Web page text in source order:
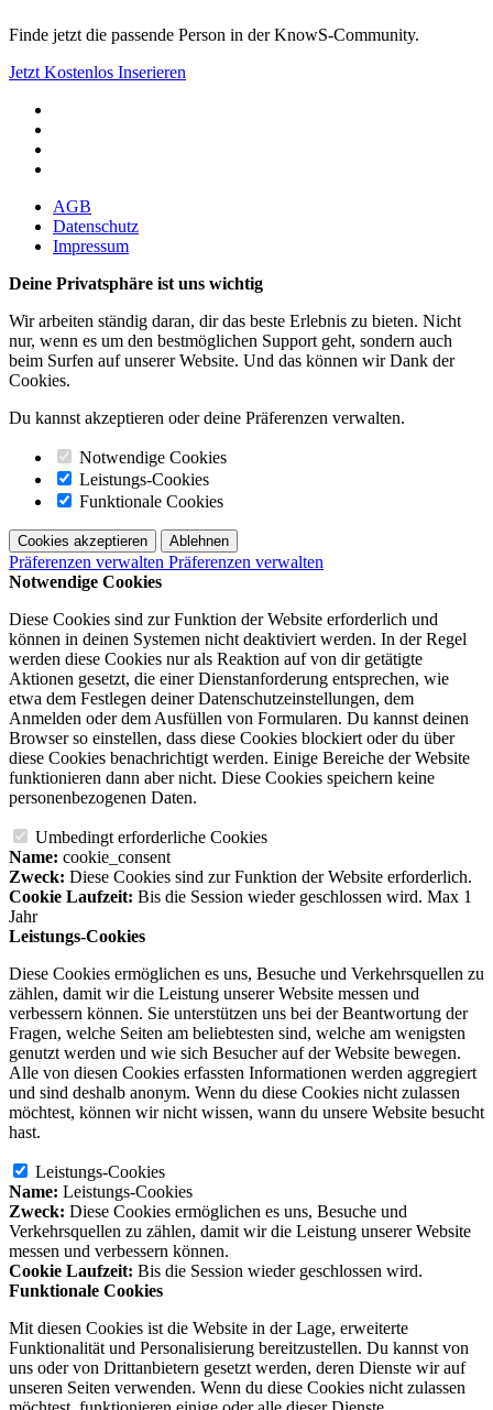
Finde jetzt die passende Person in der KnowS-Community.
Jetzt Kostenlos Inserieren
AGB
Datenschutz
Impressum
Deine Privatsphäre ist uns wichtig
Wir arbeiten ständig daran, dir das beste Erlebnis zu bieten. Nicht
nur, wenn es um den bestmöglichen Support geht, sondern auch
beim Surfen auf unserer Website. Und das können wir Dank der
Cookies.
Du kannst akzeptieren oder deine Präferenzen verwalten.
Notwendige Cookies
Leistungs-Cookies
Funktionale Cookies
Cookies akzeptieren Ablehnen
Präferenzen verwalten Präferenzen verwalten
Notwendige Cookies
Diese Cookies sind zur Funktion der Website erforderlich und
können in deinen Systemen nicht deaktiviert werden. In der Regel
werden diese Cookies nur als Reaktion auf von dir getätigte
Aktionen gesetzt, die einer Dienstanforderung entsprechen, wie
etwa dem Festlegen deiner Datenschutzeinstellungen, dem
Anmelden oder dem Ausfüllen von Formularen. Du kannst deinen
Browser so einstellen, dass diese Cookies blockiert oder du über
diese Cookies benachrichtigt werden. Einige Bereiche der Website
funktionieren dann aber nicht. Diese Cookies speichern keine
personenbezogenen Daten.
Umbedingt erforderliche Cookies
Name: cookie_consent
Zweck: Diese Cookies sind zur Funktion der Website erforderlich.
Cookie Laufzeit: Bis die Session wieder geschlossen wird. Max 1
Jahr
Leistungs-Cookies
Diese Cookies ermöglichen es uns, Besuche und Verkehrsquellen zu
zählen, damit wir die Leistung unserer Website messen und
verbessern können. Sie unterstützen uns bei der Beantwortung der
Fragen, welche Seiten am beliebtesten sind, welche am wenigsten
genutzt werden und wie sich Besucher auf der Website bewegen.
Alle von diesen Cookies erfassten Informationen werden aggregiert
und sind deshalb anonym. Wenn du diese Cookies nicht zulassen
möchtest, können wir nicht wissen, wann du unsere Website besucht
hast.
Leistungs-Cookies
Name: Leistungs-Cookies
Zweck: Diese Cookies ermöglichen es uns, Besuche und
Verkehrsquellen zu zählen, damit wir die Leistung unserer Website
messen und verbessern können.
Cookie Laufzeit: Bis die Session wieder geschlossen wird.
Funktionale Cookies
Mit diesen Cookies ist die Website in der Lage, erweiterte
Funktionalität und Personalisierung bereitzustellen. Du kannst von
uns oder von Drittanbietern gesetzt werden, deren Dienste wir auf
unseren Seiten verwenden. Wenn du diese Cookies nicht zulassen